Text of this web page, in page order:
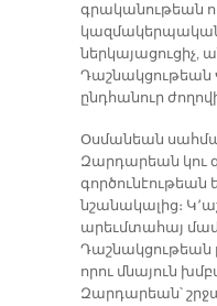
գրականութեան
կազմակերպական
ներկայացուցիչ,
Դաշնակցութեան
ընդհանուր
Օսմանեան
Զարդարեան կու
գործունէութեան
նշանակալից։
արեւմտահայ
Դաշնակցութեան
որու մնայուն
Զարդարեան՝